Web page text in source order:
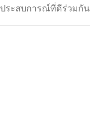
ประสบการณ์ที่ดีร่วมกัน